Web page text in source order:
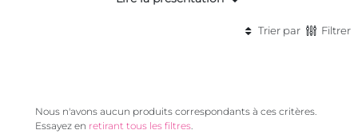
Trier par Filtrer
Nous n'avons aucun produits correspondants à ces critères.
Essayez en retirant tous les filtres.